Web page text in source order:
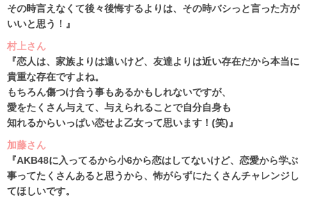
その時言えなくて後々後悔するよりは、その時バシっと言った方が
いいと思う！』
村上さん
『恋人は、家族よりは遠いけど、友達よりは近い存在だから本当に
貴重な存在ですよね。
もちろん傷つけ合う事もあるかもしれないですが、
愛をたくさん与えて、与えられることで自分自身も
知れるからいっぱい恋せよ乙女って思います！(笑)』
加藤さん
『AKB48に入ってるから小6から恋はしてないけど、恋愛から学ぶ
事ってたくさんあると思うから、怖がらずにたくさんチャレンジし
てほしいです。